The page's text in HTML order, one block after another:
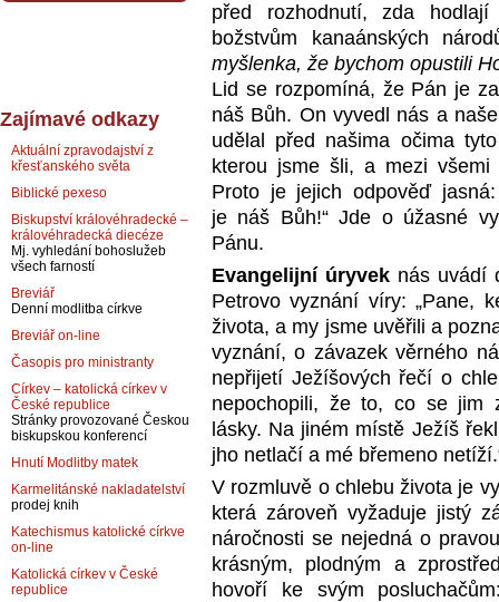
před rozhodnutí, zda
božstvům kanaánských
myšlenka, že bychom opustili
Lid se rozpomíná, že Pán je
náš Bůh. On vyvedl nás a
udělal před našima očima
kterou jsme šli, a mezi všemi
Proto je jejich odpověď
je náš Bůh!“ Jde o úžasné
Pánu.
Evangelijní úryvek nás uvádí
Petrovo vyznání víry: „Pane,
života, a my jsme uvěřili a
vyznání, o závazek věrného
nepřijetí Ježíšových řečí o
nepochopili, že to, co se jim
lásky. Na jiném místě Ježíš
jho netlačí a mé břemeno
V rozmluvě o chlebu života je
která zároveň vyžaduje jistý
náročnosti se nejedná o
krásným, plodným a
hovoří ke svým
Zajímavé odkazy
Aktuální zpravodajství z
křesťanského světa
Biblické pexeso
Biskupství královéhradecké –
královéhradecká diecéze
Mj. vyhledání bohoslužeb
všech farností
Breviář
Denní modlitba církve
Breviář on-line
Časopis pro ministranty
Církev – katolická církev v
České republice
Stránky provozované Českou
biskupskou konferencí
Hnutí Modlitby matek
Karmelitánské nakladatelství
prodej knih
Katechismus katolické církve
on-line
Katolická církev v České
republice